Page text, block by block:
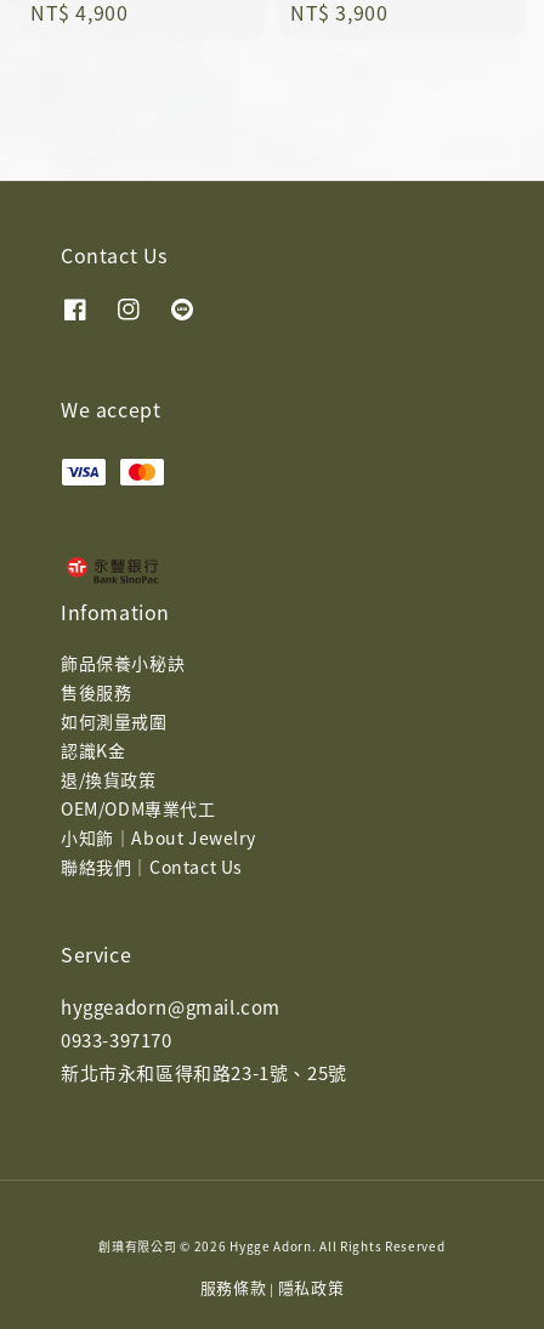
Regular
NT$ 4,900
Regular
NT$ 3,900
Contact Us
We accept
Infomation
飾品保養小秘訣
售後服務
如何測量戒圍
認識K金
退/換貨政策
OEM/ODM專業代工
小知飾｜About Jewelry
聯絡我們｜Contact Us
Service
hyggeadorn@gmail.com
0933-397170
新北市永和區得和路23-1號、25號
創琠有限公司 © 2026 Hygge Adorn. All Rights Reserved
服務條款 | 隱私政策